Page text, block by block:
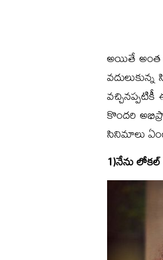
అయితే అంత
కొందరి
సినిమాలు
1)నేను లోకల్